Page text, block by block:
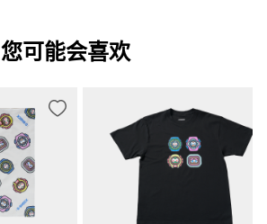
您可能会喜欢